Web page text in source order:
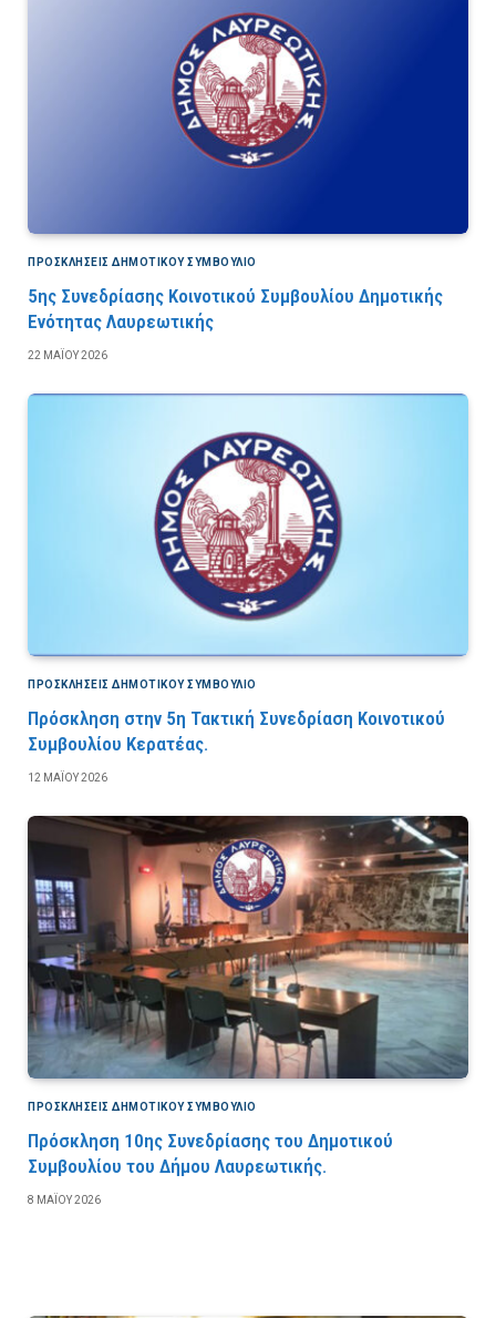
ΠΡΟΣΚΛΉΣΕΙΣ ΔΗΜΟΤΙΚΟΎ ΣΥΜΒΟΎΛΙΟ
5ης Συνεδρίασης Κοινοτικού Συμβουλίου Δημοτικής
Ενότητας Λαυρεωτικής
22 ΜΑΪ́ΟΥ 2026
ΠΡΟΣΚΛΉΣΕΙΣ ΔΗΜΟΤΙΚΟΎ ΣΥΜΒΟΎΛΙΟ
Πρόσκληση στην 5η Τακτική Συνεδρίαση Κοινοτικού
Συμβουλίου Κερατέας.
12 ΜΑΪ́ΟΥ 2026
ΠΡΟΣΚΛΉΣΕΙΣ ΔΗΜΟΤΙΚΟΎ ΣΥΜΒΟΎΛΙΟ
Πρόσκληση 10ης Συνεδρίασης του Δημοτικού
Συμβουλίου του Δήμου Λαυρεωτικής.
8 ΜΑΪ́ΟΥ 2026